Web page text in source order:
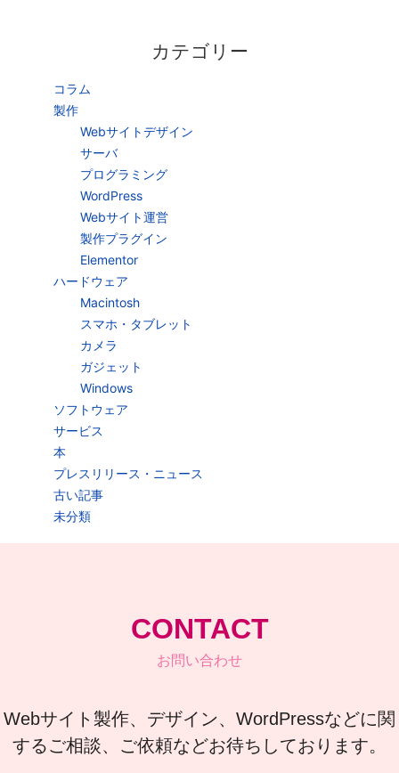
カテゴリー
コラム
製作
Webサイトデザイン
サーバ
プログラミング
WordPress
Webサイト運営
製作プラグイン
Elementor
ハードウェア
Macintosh
スマホ・タブレット
カメラ
ガジェット
Windows
ソフトウェア
サービス
本
プレスリリース・ニュース
古い記事
未分類
CONTACT
お問い合わせ
Webサイト製作、デザイン、WordPressなどに関
するご相談、ご依頼などお待ちしております。